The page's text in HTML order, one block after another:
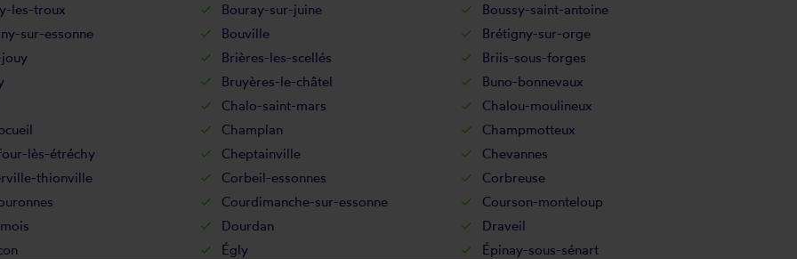
les-troux Bouray-sur-juine
Boussy-saint-antoine
sur-essonne Bouville
Brétigny-sur-orge
Brières-les-scellés
Briis-sous-forges
Bruyères-le-châtel
Buno-bonnevaux
Chalo-saint-mars
Chalou-moulineux
Champlan
Champmotteux
lès-étréchy Cheptainville
Chevannes
thionville Corbeil-essonnes
Corbreuse
Courdimanche-sur-essonne
Courson-monteloup
Dourdan
Draveil
Égly
Épinay-sous-sénart